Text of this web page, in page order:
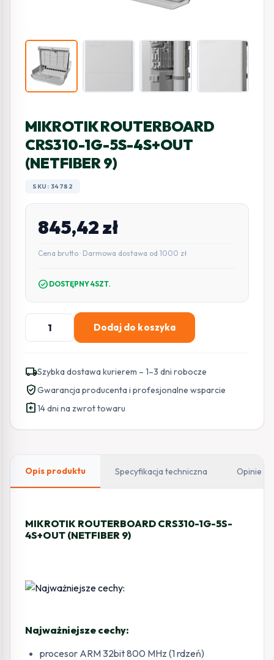
MIKROTIK ROUTERBOARD
CRS310-1G-5S-4S+OUT
(NETFIBER 9)
SKU: 34782
845,42zł
Cena brutto · Darmowa dostawa od 1000 zł
check_circle DOSTĘPNY 4SZT.
ilość
MIKROTIK
1G-
5S-
4S+OUT
Dodaj do koszyka
local_shippingSzybka dostawa kurierem – 1–3 dni robocze
verified_userGwarancja producenta i profesjonalne wsparcie
assignment_return14 dni na zwrot towaru
Opis produktu Specyfikacja techniczna Opinie
MIKROTIK ROUTERBOARD CRS310-1G-5S-
4S+OUT (NETFIBER 9)
Najważniejsze cechy:
procesor ARM 32bit 800 MHz (1 rdzeń)